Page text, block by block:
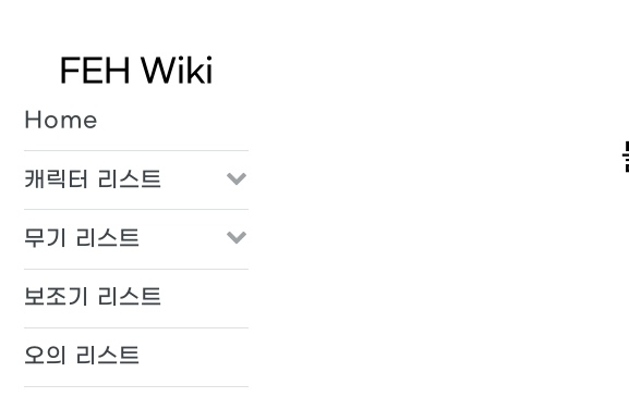
FEH Wiki
Home
캐릭터 리스트
무기 리스트
보조기 리스트
오의 리스트